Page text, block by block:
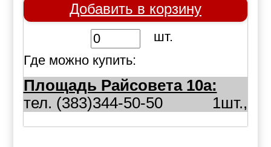
Добавить в корзину
шт.
Где можно купить:
Площадь Райсовета 10а:
1шт.,
тел. (383)344-50-50